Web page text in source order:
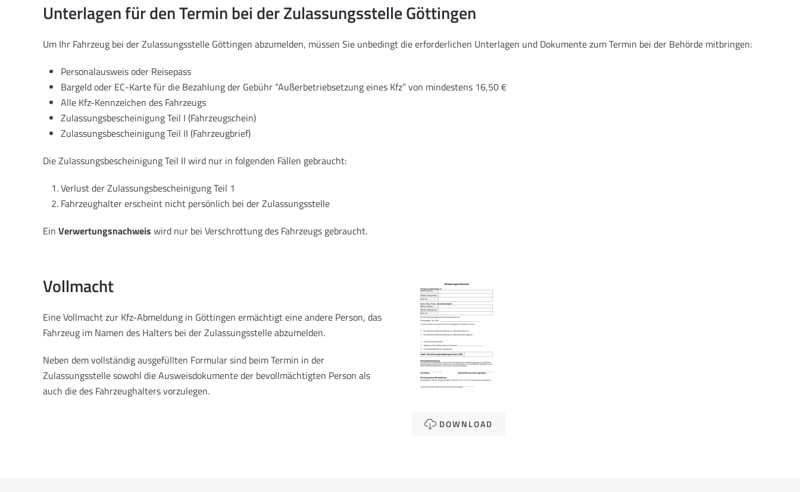
Unterlagen für den Termin bei der Zulassungsstelle Göttingen
Um Ihr Fahrzeug bei der Zulassungsstelle Göttingen abzumelden, müssen Sie unbedingt die erforderlichen Unterlagen und Dokumente zum Termin bei der Behörde mitbringen:
Personalausweis oder Reisepass
Bargeld oder EC-Karte für die Bezahlung der Gebühr “Außerbetriebsetzung eines Kfz” von mindestens 16,50 €
Alle Kfz-Kennzeichen des Fahrzeugs
Zulassungsbescheinigung Teil I (Fahrzeugschein)
Zulassungsbescheinigung Teil II (Fahrzeugbrief)
Die Zulassungsbescheinigung Teil II wird nur in folgenden Fällen gebraucht:
Verlust der Zulassungsbescheinigung Teil 1
Fahrzeughalter erscheint nicht persönlich bei der Zulassungsstelle
Ein Verwertungsnachweis wird nur bei Verschrottung des Fahrzeugs gebraucht.
Vollmacht
Eine Vollmacht zur Kfz-Abmeldung in Göttingen ermächtigt eine andere Person, das
Fahrzeug im Namen des Halters bei der Zulassungsstelle abzumelden.
Neben dem vollständig ausgefüllten Formular sind beim Termin in der
Zulassungsstelle sowohl die Ausweisdokumente der bevollmächtigten Person als
auch die des Fahrzeughalters vorzulegen.
DOWNLOAD